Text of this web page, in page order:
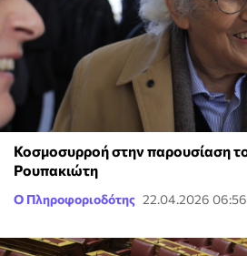
Κοσμοσυρροή στην παρουσίαση
Ρουπακιώτη
Ο Πληροφοριοδότης 22.04.2026 06:56